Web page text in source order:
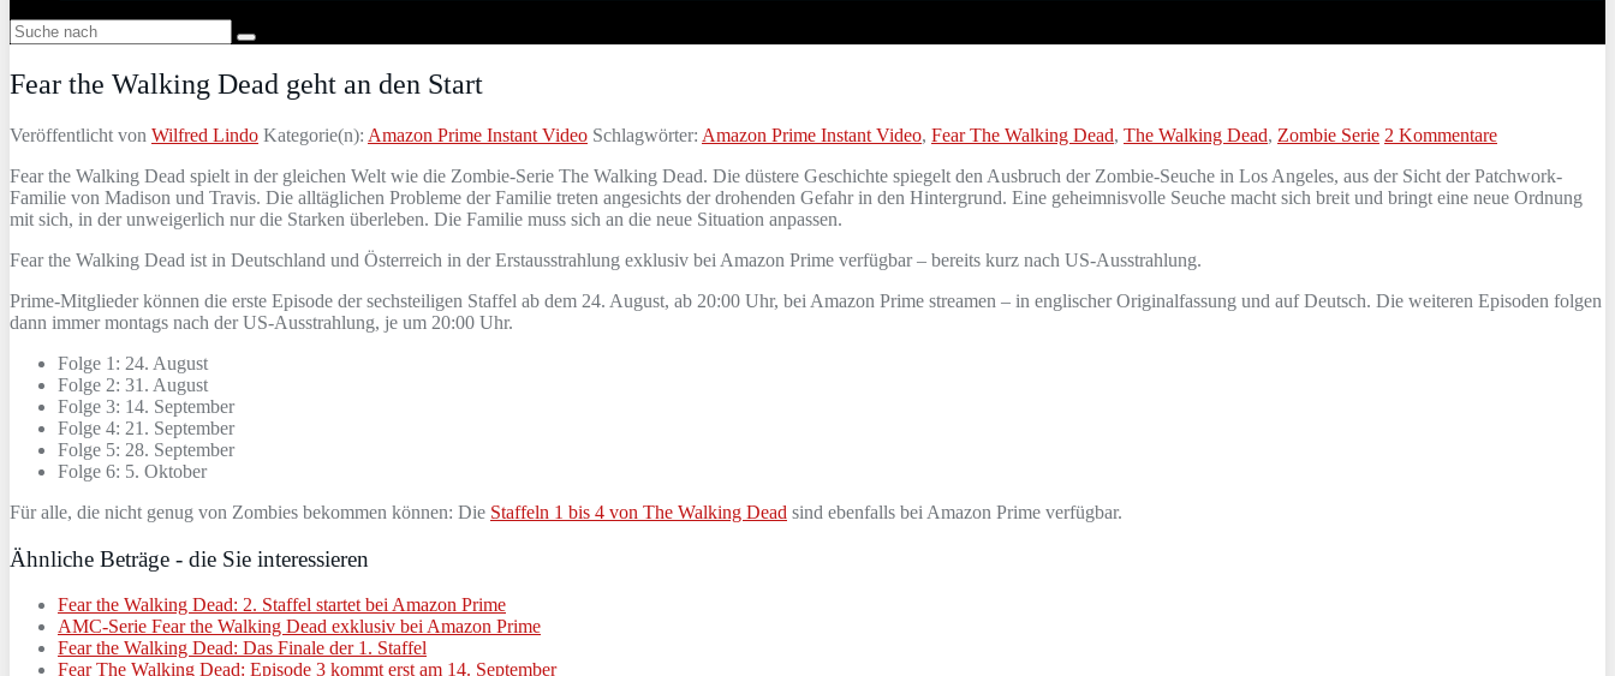
Fear the Walking Dead geht an den Start
Veröffentlicht von Wilfred Lindo Kategorie(n): Amazon Prime Instant Video Schlagwörter: Amazon Prime Instant Video, Fear The Walking Dead, The Walking Dead, Zombie Serie 2 Kommentare
Fear the Walking Dead spielt in der gleichen Welt wie die Zombie-Serie The Walking Dead. Die düstere Geschichte spiegelt den Ausbruch der Zombie-Seuche in Los Angeles, aus der Sicht der Patchwork-
Familie von Madison und Travis. Die alltäglichen Probleme der Familie treten angesichts der drohenden Gefahr in den Hintergrund. Eine geheimnisvolle Seuche macht sich breit und bringt eine neue Ordnung
mit sich, in der unweigerlich nur die Starken überleben. Die Familie muss sich an die neue Situation anpassen.
Fear the Walking Dead ist in Deutschland und Österreich in der Erstausstrahlung exklusiv bei Amazon Prime verfügbar – bereits kurz nach US-Ausstrahlung.
Prime-Mitglieder können die erste Episode der sechsteiligen Staffel ab dem 24. August, ab 20:00 Uhr, bei Amazon Prime streamen – in englischer Originalfassung und auf Deutsch. Die weiteren Episoden folgen
dann immer montags nach der US-Ausstrahlung, je um 20:00 Uhr.
Folge 1: 24. August
Folge 2: 31. August
Folge 3: 14. September
Folge 4: 21. September
Folge 5: 28. September
Folge 6: 5. Oktober
Für alle, die nicht genug von Zombies bekommen können: Die Staffeln 1 bis 4 von The Walking Dead sind ebenfalls bei Amazon Prime verfügbar.
Ähnliche Beträge - die Sie interessieren
Fear the Walking Dead: 2. Staffel startet bei Amazon Prime
AMC-Serie Fear the Walking Dead exklusiv bei Amazon Prime
Fear the Walking Dead: Das Finale der 1. Staffel
Fear The Walking Dead: Episode 3 kommt erst am 14. September